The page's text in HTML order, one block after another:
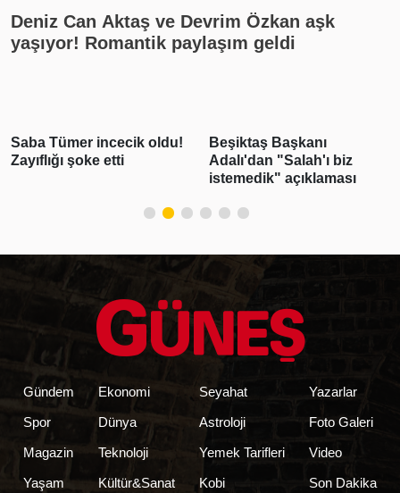
Deniz Can Aktaş ve Devrim Özkan aşk
yaşıyor! Romantik paylaşım geldi
Saba Tümer incecik oldu!
Zayıflığı şoke etti
Beşiktaş Başkanı
Adalı'dan "Salah'ı biz
istemedik" açıklaması
Gündem
Spor
Magazin
Yaşam
Ekonomi
Dünya
Teknoloji
Kültür&Sanat
Seyahat
Astroloji
Yemek Tarifleri
Kobi
Yazarlar
Foto Galeri
Video
Son Dakika